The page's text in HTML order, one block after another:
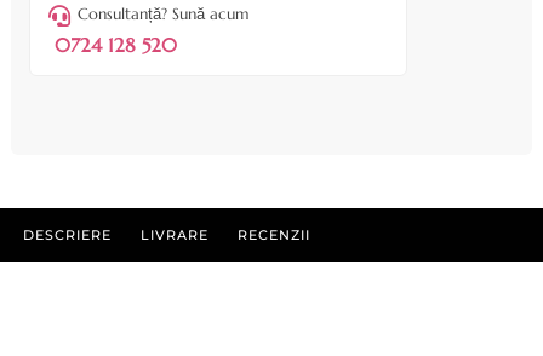
Consultanță? Sună acum
0724 128 520
DESCRIERE LIVRARE RECENZII